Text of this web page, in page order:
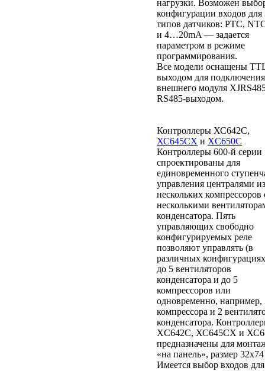
нагрузки. Возможен
конфигурации входов для
типов датчиков: PTC,
и 4…20mA — задается
параметром в режиме
программирования.
Все модели оснащены
выходом для подключения
внешнего модуля
RS485-выходом.
Контроллеры ХС642С,
ХС645СХ и XC650C
Контроллеры 600-й серии
спроектированы для
единовременного
управления централями из
нескольких компрессоров
несколькими
конденсатора. Пять
управляющих свободно
конфигурируемых реле
позволяют управлять (в
различных
до 5 вентиляторов
конденсатора и до 5
компрессоров или
одновременно, например,
компрессора и 2
конденсатора.
XC642C, ХС645СХ и
предназначены для
«на панель», размер
Имеется выбор входов